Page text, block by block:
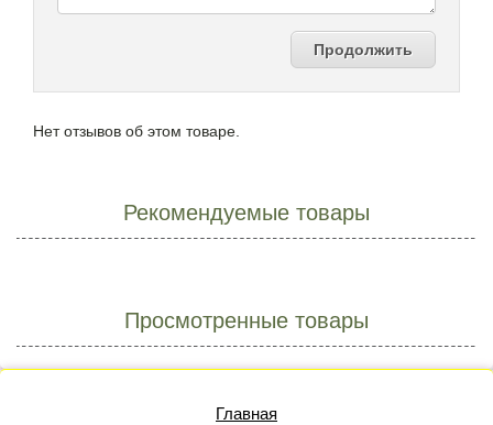
Продолжить
Нет отзывов об этом товаре.
Рекомендуемые товары
Просмотренные товары
Главная